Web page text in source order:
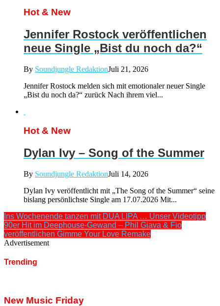
Hot & New
Jennifer Rostock veröffentlichen
neue Single „Bist du noch da?“
By Soundjungle RedaktionJuli 21, 2026
Jennifer Rostock melden sich mit emotionaler neuer Single
„Bist du noch da?“ zurück Nach ihrem viel...
Hot & New
Dylan Ivy – Song of the Summer
By Soundjungle RedaktionJuli 14, 2026
Dylan Ivy veröffentlicht mit „The Song of the Summer“ seine
bislang persönlichste Single am 17.07.2026 Mit...
Ins Wochenende tanzen mit DUA LIPA … Unser Videotipp
90er Hit im Deephouse-Gewand – Phil Giava & Fio
veröffentlichen Gimme Your Love Remake
Advertisement
Trending
New Music Friday